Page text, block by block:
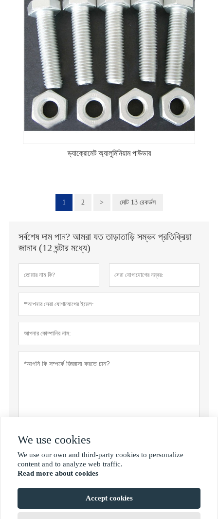
ড্যাক্রোমেট অ্যালুমিনিয়াম পাউডার
1 2 > মোট 13 রেকর্ডস
সর্বশেষ দাম পান? আমরা যত তাড়াতাড়ি সম্ভব প্রতিক্রিয়া
জানাব (12 ঘন্টার মধ্যে)
We use cookies
We use our own and third-party cookies to personalize
content and to analyze web traffic.
Read more about cookies
Accept cookies